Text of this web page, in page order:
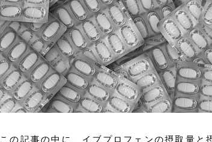
この記事の中に、イブプロフェンの摂取量と